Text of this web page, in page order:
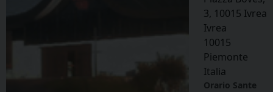
3, 10015 Ivrea
Ivrea
10015
Piemonte
Italia
Orario Sante